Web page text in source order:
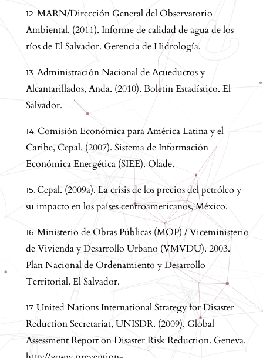
MARN/Dirección General del Observatorio
Ambiental. (2011). Informe de calidad de agua de los
ríos de El Salvador. Gerencia de Hidrología.
Administración Nacional de Acueductos y
Alcantarillados, Anda. (2010). Boletín Estadístico. El
Salvador.
Comisión Económica para América Latina y el
Caribe, Cepal. (2007). Sistema de Información
Económica Energética (SIEE). Olade.
Cepal. (2009a). La crisis de los precios del petróleo y
su impacto en los países centroamericanos, México.
Ministerio de Obras Públicas (MOP) / Viceministerio
de Vivienda y Desarrollo Urbano (VMVDU). 2003.
Plan Nacional de Ordenamiento y Desarrollo
Territorial. El Salvador.
United Nations International Strategy for Disaster
Reduction Secretariat, UNISDR. (2009). Global
Assessment Report on Disaster Risk Reduction. Geneva.